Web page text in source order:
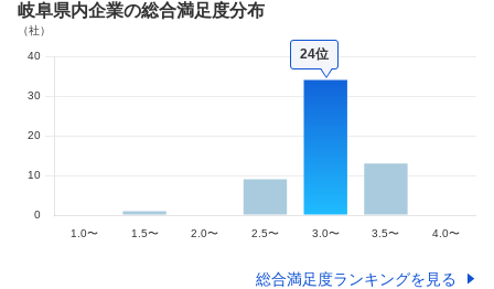
岐阜県内企業の総合満足度分布
24位
総合満足度ランキングを見る